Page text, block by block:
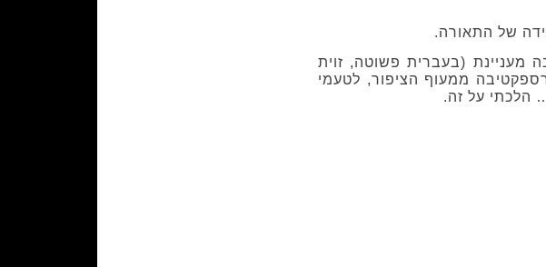
של התאורה.
מעניינת (בעברית פשוטה, זוית
ממעוף הציפור, לטעמי
הלכתי על זה.